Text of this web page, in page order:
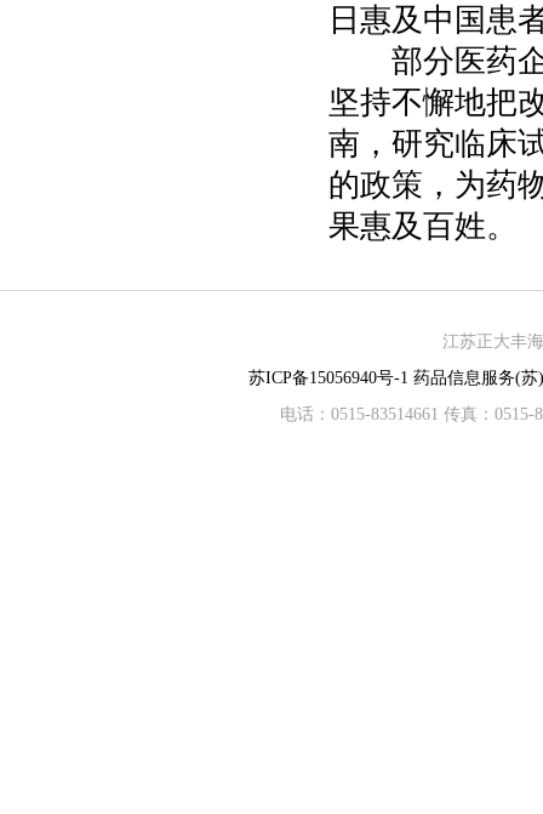
日惠及中国患
部分医药企
坚持不懈地把
南，研究临床
的政策，为药
果惠及百姓。
江苏正大丰
苏ICP备15056940号-1 药品信息服务(苏
电话：0515-83514661 传真：